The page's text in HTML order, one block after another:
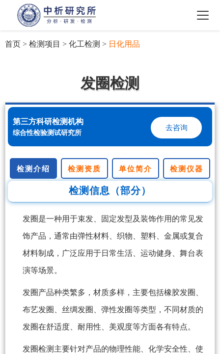
首页 > 检测项目 > 化工检测 > 日化用品
发圈检测
第三方科研检测机构
综合性检验测试研究所
去咨询
检测介绍 检测资质 单位简介 检测仪器
检测信息（部分）
发圈是一种用于束发、固定发型及装饰作用的常见发
饰产品，通常由弹性材料、织物、塑料、金属或复合
材料制成，广泛应用于日常生活、运动健身、舞台表
演等场景。
发圈产品种类繁多，材质多样，主要包括橡胶发圈、
布艺发圈、丝绸发圈、弹性发圈等类型，不同材质的
发圈在舒适度、耐用性、美观度等方面各有特点。
发圈检测主要针对产品的物理性能、化学安全性、使